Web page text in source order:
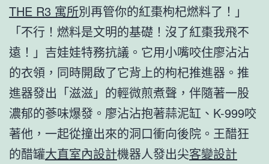
THE R3 寓所別再管你的紅棗枸杞燃料了！」
「不行！燃料是文明的基礎！沒了紅棗我飛不
遠！」吉娃娃特務抗議。它用小嘴咬住廖沾沾
的衣領，同時開啟了它背上的枸杞推進器。推
進器發出「滋滋」的輕微煎煮聲，伴隨著一股
濃郁的蔘味爆發。廖沾沾抱著蒜泥缸、K-999咬
著他，一起從撞出來的洞口衝向後院。王醋狂
的醋罐大直室內設計機器人發出尖客變設計